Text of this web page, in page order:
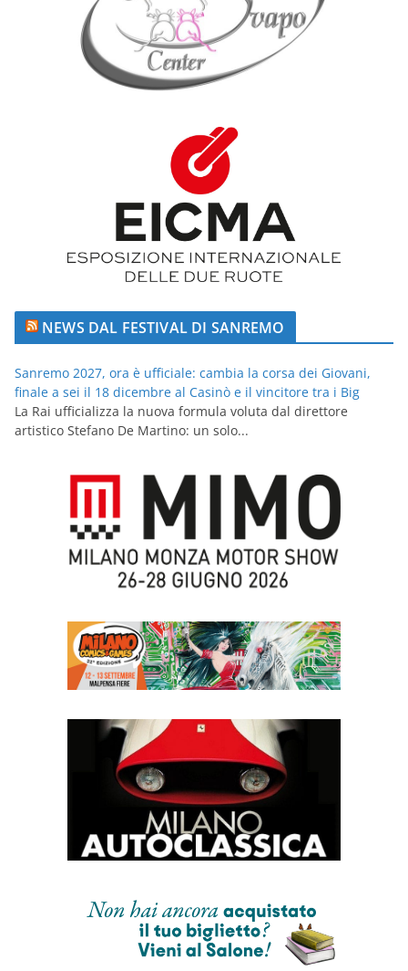
NEWS DAL FESTIVAL DI SANREMO
Sanremo 2027, ora è ufficiale: cambia la corsa dei Giovani,
finale a sei il 18 dicembre al Casinò e il vincitore tra i Big
La Rai ufficializza la nuova formula voluta dal direttore
artistico Stefano De Martino: un solo...